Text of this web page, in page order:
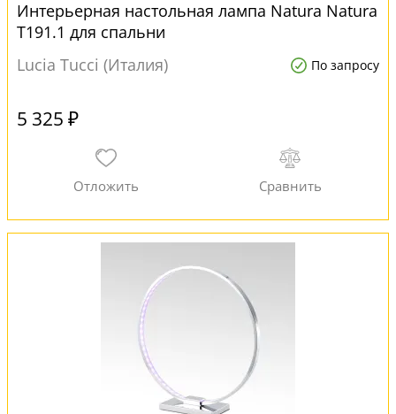
Интерьерная настольная лампа Natura Natura
T191.1 для спальни
Lucia Tucci (Италия)
По запросу
5 325 ₽